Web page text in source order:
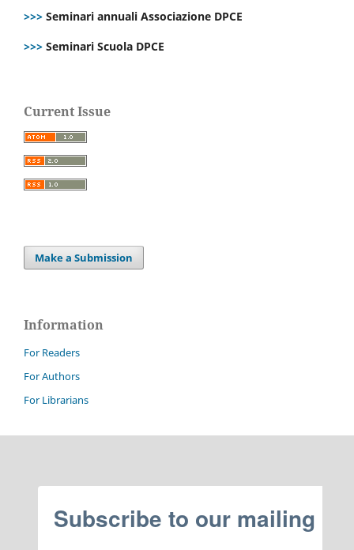
>>> Seminari annuali Associazione DPCE
>>> Seminari Scuola DPCE
Current Issue
Make a Submission
Information
For Readers
For Authors
For Librarians